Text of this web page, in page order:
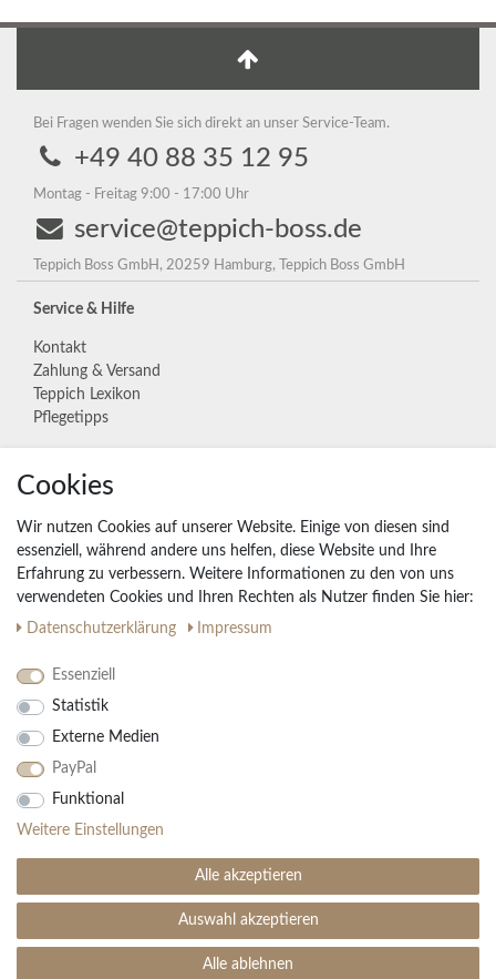
Bei Fragen wenden Sie sich direkt an unser Service-Team.
+49 40 88 35 12 95
Montag - Freitag 9:00 - 17:00 Uhr
service@teppich-boss.de
Teppich Boss GmbH, 20259 Hamburg, Teppich Boss GmbH
Service & Hilfe
Kontakt
Zahlung & Versand
Teppich Lexikon
Pflegetipps
Unternehmen
Widerrufs­recht
Vertrag widerrufen
Impressum
Daten­schutz­erklärung
AGB
Ihre Vorteile
30 Tage Rückgaberecht
Große Auswahl
Kauf auf Rechnung
Einfache Auftragsverfolgung
© Copyright 2026 | Alle Rechte vorbehalten. - Teppich Boss | Realisation
Cookies
Wir nutzen Cookies auf unserer Website. Einige von diesen sind
essenziell, während andere uns helfen, diese Website und Ihre
Erfahrung zu verbessern. Weitere Informationen zu den von uns
verwendeten Cookies und Ihren Rechten als Nutzer finden Sie hier:
Daten­schutz­erklärung
Impressum
Essenziell
Statistik
Externe Medien
PayPal
Funktional
Weitere Einstellungen
Alle akzeptieren
Auswahl akzeptieren
Alle ablehnen
SEHR GUT (4.99 / 5)
Bewertungen bei: ebay.de, amazon.de ⓘ